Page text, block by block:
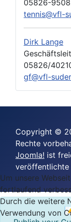
05826-
tennis@vfl-
Dirk Lange
05826/
gf@vfl-
Copyright ©
Rechte
Joomla! ist
veröffentlichte
Um unsere
fortlaufend
Durch die weitere
Verwendung von